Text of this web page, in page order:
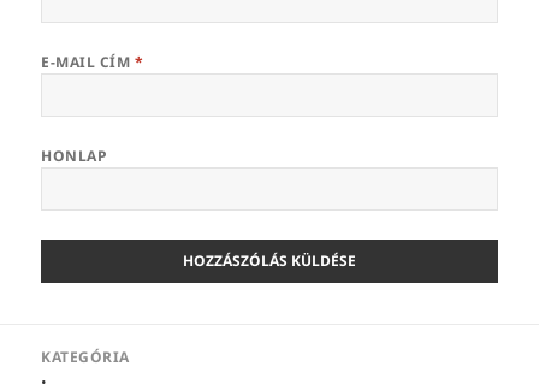
E-MAIL CÍM *
HONLAP
navigációKATEGÓRIA